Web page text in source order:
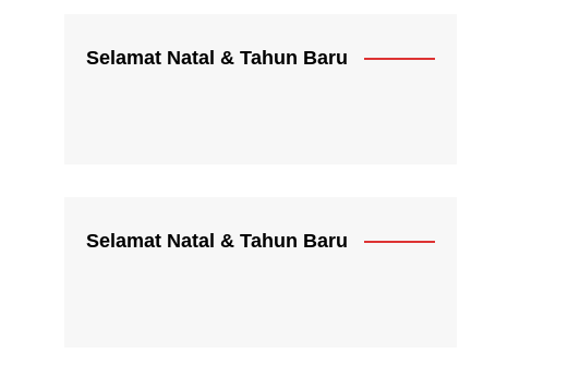
Selamat Natal & Tahun Baru
Selamat Natal & Tahun Baru